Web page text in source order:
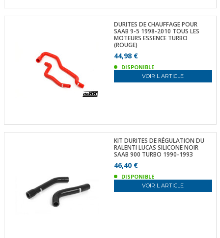
DURITES DE CHAUFFAGE POUR
SAAB 9-5 1998-2010 TOUS LES
MOTEURS ESSENCE TURBO
(ROUGE)
44,98 €
DISPONIBLE
VOIR L ARTICLE
KIT DURITES DE RÉGULATION DU
RALENTI LUCAS SILICONE NOIR
SAAB 900 TURBO 1990-1993
46,40 €
DISPONIBLE
VOIR L ARTICLE